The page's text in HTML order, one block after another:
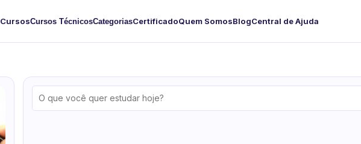
CursosCursos TécnicosCategoriasCertificadoQuem SomosBlogCentral de Ajuda